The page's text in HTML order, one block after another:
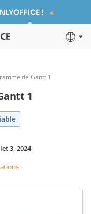
!
de Gantt 1
1
3, 2024